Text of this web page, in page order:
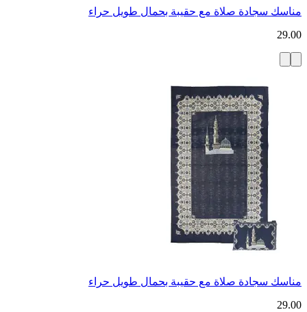
مناسك سجادة صلاة مع حقيبة بحمال طويل حراء
29.00
مناسك سجادة صلاة مع حقيبة بحمال طويل حراء
29.00